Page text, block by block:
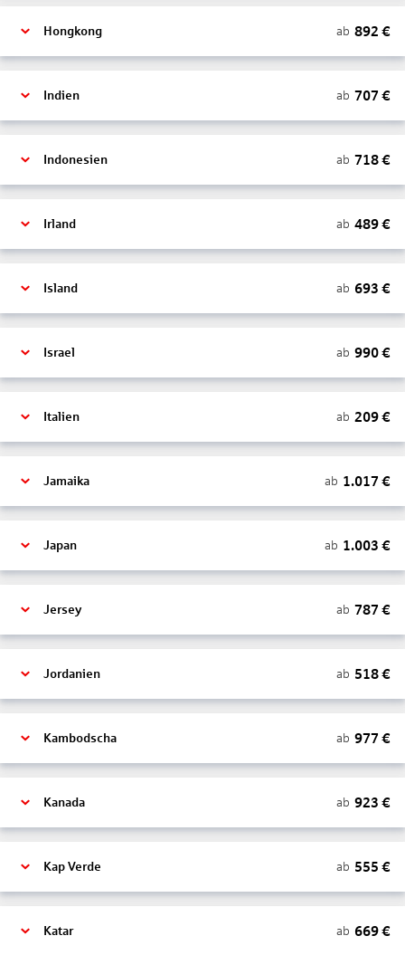
Hongkong ab 892 €
Indien ab 707 €
Indonesien ab 718€
Irland ab 489€
Island ab 693 €
Israel ab 990€
Italien ab 209€
Jamaika ab 1.017 €
Japan ab 1.003 €
Jersey ab 787 €
Jordanien ab 518€
Kambodscha ab 977 €
Kanada ab 923 €
Kap Verde ab 555 €
Katar ab 669€